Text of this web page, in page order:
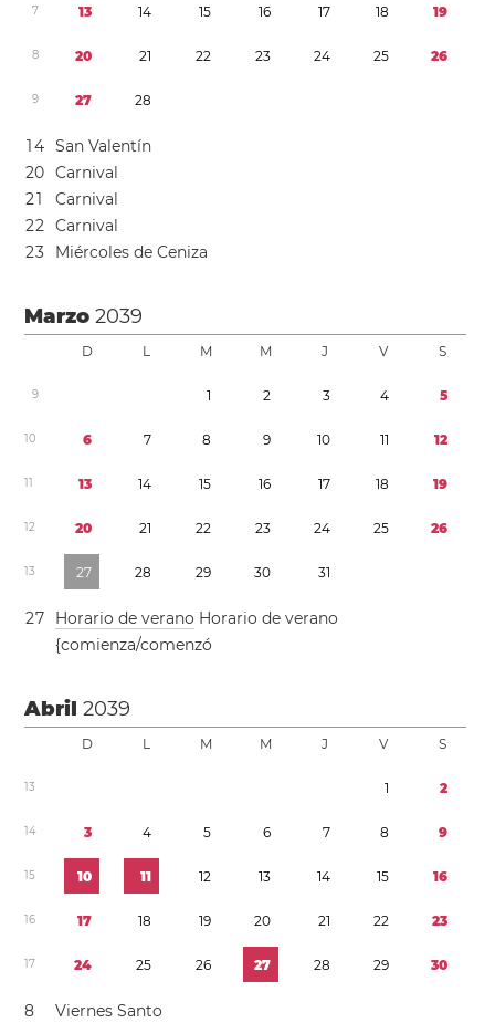
7 13 14 15 16 17 18 19
8 20 21 22 23 24 25 26
9 27 28
14 San Valentín
20 Carnival
21
Carnival
22 Carnival
23 Miércoles de Ceniza
Marzo2039
D L M M J V S
9 1 2 3 4 5
10 6 7 8 9 10 11 12
11 13 14 15 16 17 18 19
12 20 21 22 23 24 25 26
13 27 28 29 30 31
27 Horario de verano Horario de verano
{comienza/comenzó
Abril2039
D L M M J V S
13 1 2
14 3 4 5 6 7 8 9
15 10 11 12 13 14 15 16
16 17 18 19 20 21 22 23
17 24 25 26 27 28 29 30
8
Viernes Santo